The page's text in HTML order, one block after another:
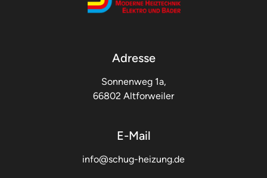
Adresse
Sonnenweg 1a,
66802 Altforweiler
E-Mail
info@schug-heizung.de